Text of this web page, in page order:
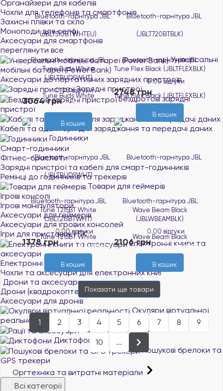
Органайзери для кабелів
Чохли для телефонів та смартфонів
Захисні плівки та скло
Моноподи для селфі
Аксесуари для смартфонів
переглянути все
Універсальні
мобільні батареї (Power Bank)
Аксесуари до портативних зарядних пристроїв
Зарядні пристрої
Бездротові зарядні
пристрої
Кабелі та адаптери для заряджання та передачі даних
Годинники
Смарт-годинники
Фітнес-браслети
Зарядні пристрої та кабелі для смарт-годинників
Ремінці до годинників та трекерів
Товари для геймерів
Ігрові консолі
Ігрові маніпулятори
Аксесуари для геймерів
Аксесуари для ігрових консолей
Ігри для приставок і ПК
Електронні книги та
аксесуари
Електронні книги
Чохли та аксесуари для електронних книг
Дрони та аксесуари
Дрони (квадрокоптери)
Аксесуари для дронів
Окуляри віртуальної
реальності
Рації та аксесуари
Диктофони
Пошукові брелоки та
GPS трекери
Оргтехніка та витратні матеріали
Всі категорії
Bluetooth-гарнітура JBL
Tune Buds White
(JBLTBUDSWHT)
0.00 відгуки
В наявності
3064 грн
В кошик
Bluetooth-гарнітура JBL
Tune Flex Black (JBLTFLEXBLK)
0.00 відгуки
В наявності
2748 грн
В кошик
Bluetooth-гарнітура JBL
Tune T215BT White
(JBLT215BTWHT)
0.00 відгуки
В наявності
1378 грн
В кошик
Bluetooth-гарнітура JBL
Wave Beam Black
(JBLWBEAMBLK)
0.00 відгуки
В наявності
2106 грн
В кошик
Показати ще товари
1 2 3 4 5 6 7 8 9
10 ...